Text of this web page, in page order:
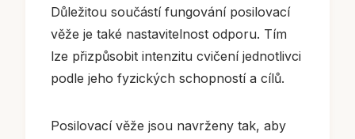
Důležitou součástí fungování posilovací
věže je také nastavitelnost odporu. Tím
lze přizpůsobit intenzitu cvičení jednotlivci
podle jeho fyzických schopností a cílů.
Posilovací věže jsou navrženy tak, aby